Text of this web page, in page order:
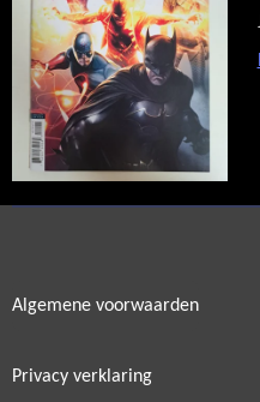
Algemene voorwaarden
Privacy verklaring